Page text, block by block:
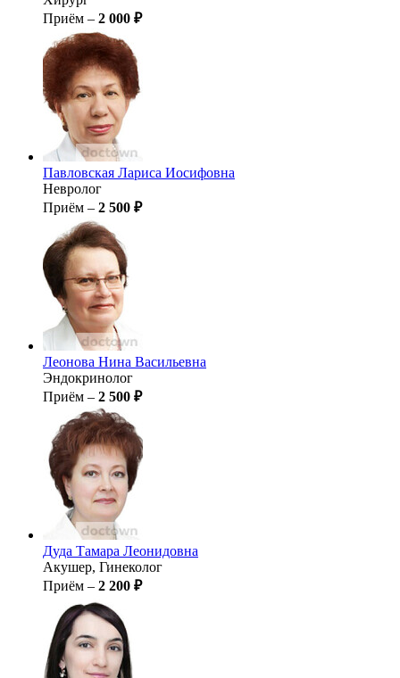
Приём – 2 000 ₽
Павловская Лариса Иосифовна
Невролог
Приём – 2 500 ₽
Леонова Нина Васильевна
Эндокринолог
Приём – 2 500 ₽
Дуда Тамара Леонидовна
Акушер, Гинеколог
Приём – 2 200 ₽